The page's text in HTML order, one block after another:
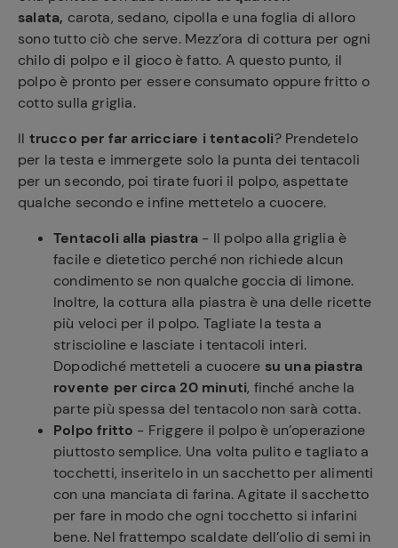
salata, carota, sedano, cipolla e una foglia di alloro
sono tutto ciò che serve. Mezz’ora di cottura per ogni
chilo di polpo e il gioco è fatto. A questo punto, il
polpo è pronto per essere consumato oppure fritto o
cotto sulla griglia.
Il trucco per far arricciare i tentacoli? Prendetelo
per la testa e immergete solo la punta dei tentacoli
per un secondo, poi tirate fuori il polpo, aspettate
qualche secondo e infine mettetelo a cuocere.
Tentacoli alla piastra - Il polpo alla griglia è
facile e dietetico perché non richiede alcun
condimento se non qualche goccia di limone.
Inoltre, la cottura alla piastra è una delle ricette
più veloci per il polpo. Tagliate la testa a
striscioline e lasciate i tentacoli interi.
Dopodiché metteteli a cuocere su una piastra
rovente per circa 20 minuti, finché anche la
parte più spessa del tentacolo non sarà cotta.
Polpo fritto - Friggere il polpo è un’operazione
piuttosto semplice. Una volta pulito e tagliato a
tocchetti, inseritelo in un sacchetto per alimenti
con una manciata di farina. Agitate il sacchetto
per fare in modo che ogni tocchetto si infarini
bene. Nel frattempo scaldate dell’olio di semi in